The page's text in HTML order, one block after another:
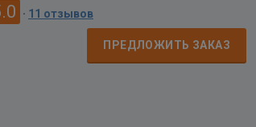
· 11 отзывов
ПРЕДЛОЖИТЬ ЗАКАЗ